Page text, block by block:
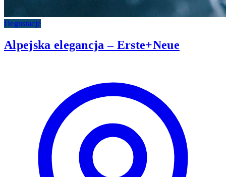
Degustacje
Alpejska elegancja – Erste+Neue